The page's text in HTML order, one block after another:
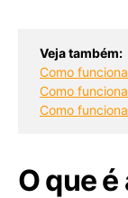
Veja também:
Como
Como
Como
O que